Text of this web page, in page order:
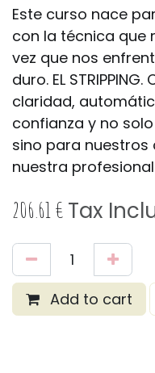
Este curso nace
con la técnica que
vez que nos
duro. EL
claridad,
confianza y no
sino para nuestros
nuestra
206.61€ Tax
Add to cart